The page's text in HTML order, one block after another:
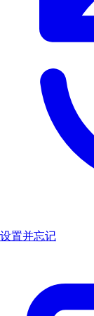
设置并忘记